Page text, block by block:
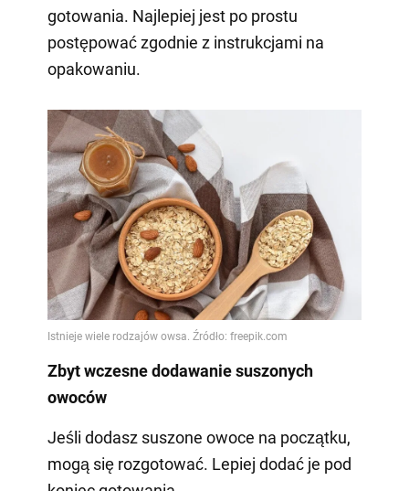
gotowania. Najlepiej jest po prostu
postępować zgodnie z instrukcjami na
opakowaniu.
Zbyt wczesne dodawanie suszonych
owoców
Jeśli dodasz suszone owoce na początku,
mogą się rozgotować. Lepiej dodać je pod